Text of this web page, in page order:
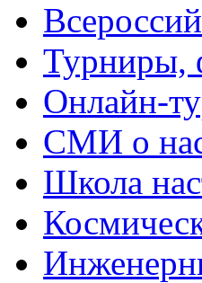
Турниры,
Онлайн-
СМИ о
Школа